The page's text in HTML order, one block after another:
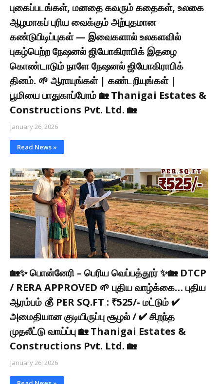
புகைப்படங்கள், மனதை கவரும் கதைகள், உலகை
ஆழமாகப் புரிய வைக்கும் அற்புதமான
கண்டுபிடிப்புகள் — இவைகளால் உலகளவில்
புகழ்பெற்ற நேஷனல் ஜியோகிராபிக் இதழை
கொண்டாடும் நாளே நேஷனல் ஜியோகிராபிக்
தினம். 🌱 ஆராயுங்கள் | கண்டறியுங்கள் |
பூமியை பாதுகாப்போம் 🏡 Thanigai Estates &
Constructions Pvt. Ltd. 🏡
January 26, 2026
Read News »
🏡✨ பொன்னேரி – பெரிய வெப்பத்தூர் ✨🏡 DTCP
/ RERA APPROVED 🌱 புதிய வாழ்க்கை… புதிய
ஆரம்பம் 💰 PER SQ.FT : ₹525/- மட்டும் ✔
அமைதியான குடியிருப்பு சூழல் / ✔ சிறந்த
முதலீட்டு வாய்ப்பு 🏡 Thanigai Estates &
Constructions Pvt. Ltd. 🏡
January 26, 2026